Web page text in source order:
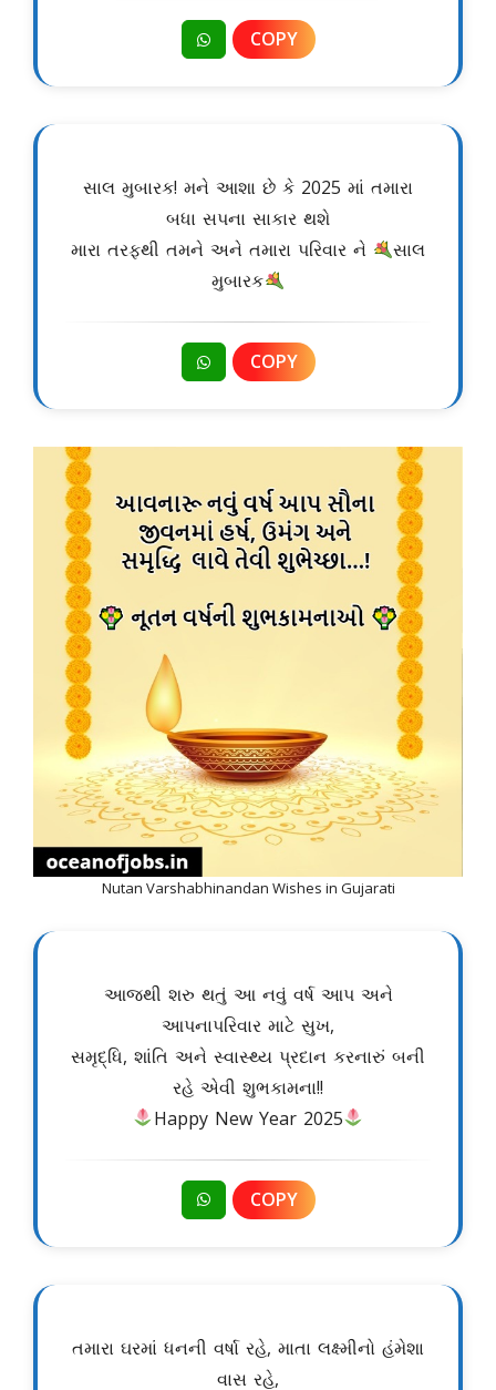
COPY
સાલ મુબારક! મને આશા છે કે 2025 માં તમારા
બધા સપના સાકાર થશે
મારા તરફથી તમને અને તમારા પરિવાર ને
સાલ
મુબારક
COPY
Nutan Varshabhinandan Wishes in Gujarati
આજથી શરુ થતું આ નવું વર્ષ આપ અને
આપનાપરિવાર માટે સુખ,
સમૃદ્ધિ, શાંતિ અને સ્વાસ્થ્ય પ્રદાન કરનારું બની
રહે એવી શુભકામના!!
Happy New Year 2025
COPY
તમારા ઘરમાં ધનની વર્ષા રહે, માતા લક્ષ્મીનો હંમેશા
વાસ રહે,